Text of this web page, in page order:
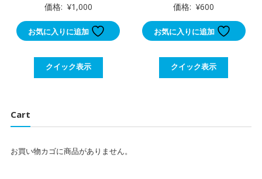
価格: ¥1,000
お気に入りに追加
クイック表示
価格: ¥600
お気に入りに追加
クイック表示
Cart
お買い物カゴに商品がありません。